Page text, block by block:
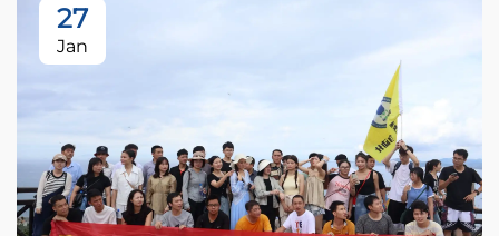
27
Jan